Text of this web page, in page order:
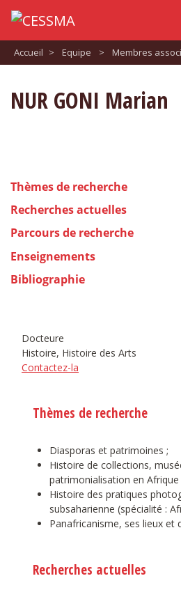
Accueil > Equipe > Membres
NUR GONI Marian
Thèmes de recherche
Recherches actuelles
Parcours de recherche
Enseignements
Bibliographie
Docteure
Histoire, Histoire des Arts
Contactez-la
Thèmes de recherche
Diasporas et patrimoines ;
Histoire de collections,
patrimonialisation en Afrique
Histoire des pratiques
subsaharienne (spécialité :
Panafricanisme, ses lieux et
Recherches actuelles